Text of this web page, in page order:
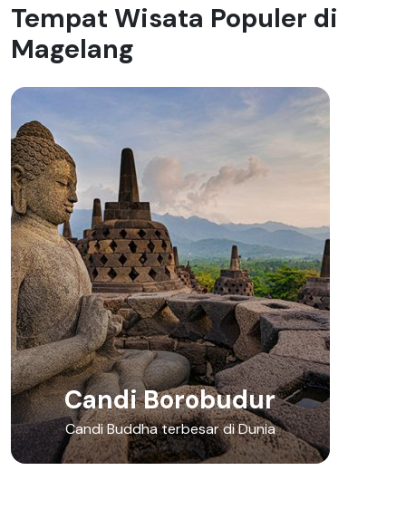
Tempat Wisata Populer di
Magelang
Candi Borobudur
Candi Buddha terbesar di Dunia